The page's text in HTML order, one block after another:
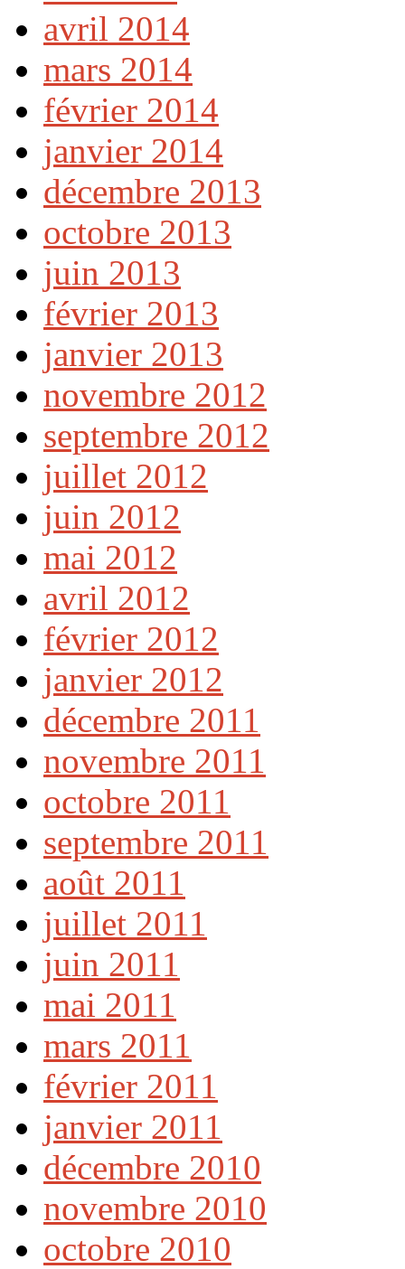
avril 2014
mars 2014
février 2014
janvier 2014
décembre 2013
octobre 2013
juin 2013
février 2013
janvier 2013
novembre 2012
septembre 2012
juillet 2012
juin 2012
mai 2012
avril 2012
février 2012
janvier 2012
décembre 2011
novembre 2011
octobre 2011
septembre 2011
août 2011
juillet 2011
juin 2011
mai 2011
mars 2011
février 2011
janvier 2011
décembre 2010
novembre 2010
octobre 2010